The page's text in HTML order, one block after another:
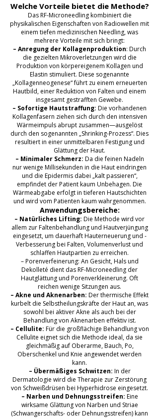
Welche Vorteile bietet die Methode?
Das RF-Microneedling kombiniert die
physikalischen Eigenschaften von Radiowellen mit
einem tiefen medizinischen Needling, was
mehrere Vorteile mit sich bringt:
– Anregung der Kollagenproduktion: Durch
die gezielten Mikroverletzungen wird die
Produktion von körpereigenem Kollagen und
Elastin stimuliert. Diese sogenannte
„Kollagenneogenese“ führt zu einem erneuerten
Hautbild, einer Reduktion von Falten und einem
insgesamt gestrafften Gewebe.
– Sofortige Hautstraffung: Die vorhandenen
Kollagenfasern ziehen sich durch den intensiven
Wärmeimpuls abrupt zusammen—ausgelöst
durch den sogenannten „Shrinking-Prozess“. Dies
resultiert in einer unmittelbaren Festigung und
Glättung der Haut.
– Minimaler Schmerz: Da die feinen Nadeln
nur wenige Millisekunden in die Haut eindringen
und die Epidermis dabei „kalt passieren“,
empfindet der Patient kaum Unbehagen. Die
Wärmeabgabe erfolgt in tieferen Hautschichten
und wird vom Patienten kaum wahrgenommen.
Anwendungsbereiche:
– Natürliches Lifting: Die Methode wird vor
allem zur Faltenbehandlung und Hautverjüngung
eingesetzt, um dauerhaft Hauterneuerung und -
Verbesserung bei Falten, Volumenverlust und
schlaffen Hautpartien zu erreichen.
– Porenverfeinerung: An Gesicht, Hals und
Dekolleté dient das RF-Microneedling der
Hautglättung und Porenverkleinerung. Oft
reichen wenige Sitzungen aus.
– Akne und Aknenarben: Der thermische Effekt
kurbelt die Selbstheilungskräfte der Haut an, was
sowohl bei aktiver Akne als auch bei der
Behandlung von Aknenarben effektiv ist.
– Cellulite: Für die großflächige Behandlung von
Cellulite eignet sich die Methode ideal, da sie
gleichmäßig auf Oberarme, Bauch, Po,
Oberschenkel und Knie angewendet werden
kann.
– Übermäßiges Schwitzen: In der
Dermatologie wird die Therapie zur Zerstörung
von Schweißdrüsen bei Hyperhidrose eingesetzt.
– Narben und Dehnungsstreifen: Eine
wirksame Glättung von Narben und Striae
(Schwangerschafts- oder Dehnungsstreifen) kann